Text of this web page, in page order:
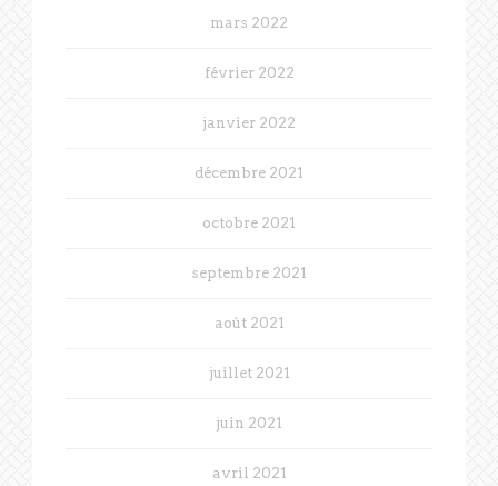
mars 2022
février 2022
janvier 2022
décembre 2021
octobre 2021
septembre 2021
août 2021
juillet 2021
juin 2021
avril 2021